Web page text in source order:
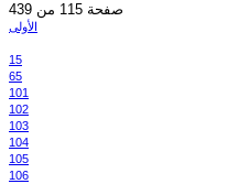
صفحة 115 من 439
الأولى
15
65
101
102
103
104
105
106